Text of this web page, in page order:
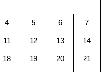
4 5 6 7
11 12 13 14
18 19 20 21